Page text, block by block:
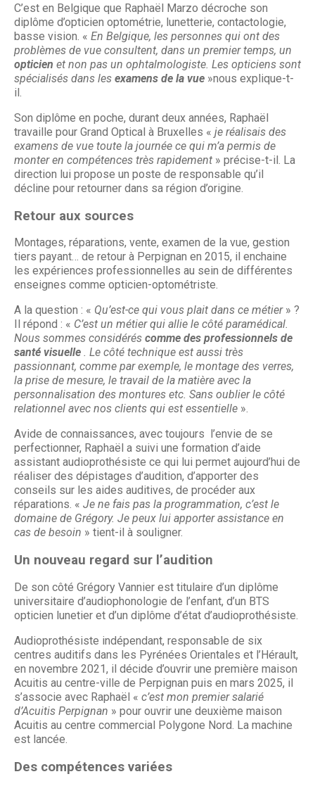
C’est en Belgique que Raphaël Marzo décroche son
diplôme d’opticien optométrie, lunetterie, contactologie,
basse vision. « En Belgique, les personnes qui ont des
problèmes de vue consultent, dans un premier temps, un
opticien et non pas un ophtalmologiste. Les opticiens sont
spécialisés dans les examens de la vue »nous explique-t-
il.
Son diplôme en poche, durant deux années, Raphaël
travaille pour Grand Optical à Bruxelles « je réalisais des
examens de vue toute la journée ce qui m’a permis de
monter en compétences très rapidement » précise-t-il. La
direction lui propose un poste de responsable qu’il
décline pour retourner dans sa région d’origine.
Retour aux sources
Montages, réparations, vente, examen de la vue, gestion
tiers payant… de retour à Perpignan en 2015, il enchaine
les expériences professionnelles au sein de différentes
enseignes comme opticien-optométriste.
A la question : « Qu’est-ce qui vous plait dans ce métier» ?
Il répond : « C’est un métier qui allie le côté paramédical.
Nous sommes considérés comme des professionnels de
santé visuelle . Le côté technique est aussi très
passionnant, comme par exemple, le montage des verres,
la prise de mesure, le travail de la matière avec la
personnalisation des montures etc. Sans oublier le côté
relationnel avec nos clients qui est essentielle ».
Avide de connaissances, avec toujours l’envie de se
perfectionner, Raphaël a suivi une formation d’aide
assistant audioprothésiste ce qui lui permet aujourd’hui de
réaliser des dépistages d’audition, d’apporter des
conseils sur les aides auditives, de procéder aux
réparations. « Je ne fais pas la programmation, c’est le
domaine de Grégory. Je peux lui apporter assistance en
cas de besoin » tient-il à souligner.
Un nouveau regard sur l’audition
De son côté Grégory Vannier est titulaire d’un diplôme
universitaire d’audiophonologie de l’enfant, d’un BTS
opticien lunetier et d’un diplôme d’état d’audioprothésiste.
Audioprothésiste indépendant, responsable de six
centres auditifs dans les Pyrénées Orientales et l’Hérault,
en novembre 2021, il décide d’ouvrir une première maison
Acuitis au centre-ville de Perpignan puis en mars 2025, il
s’associe avec Raphaël « c’est mon premier salarié
d’Acuitis Perpignan » pour ouvrir une deuxième maison
Acuitis au centre commercial Polygone Nord. La machine
est lancée.
Des compétences variées